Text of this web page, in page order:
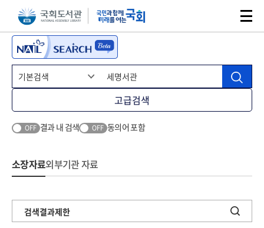
본문 바로가기주메뉴 바로가기
고급검색
OFF 결과 내 검색 OFF 동의어 포함
소장자료외부기관 자료
검색결과제한